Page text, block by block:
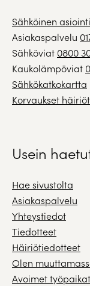
Sähköinen asiointi
Asiakaspalvelu
Sähköviat 0800
Kaukolämpöviat
Sähkökatkokartta
Korvaukset
Usein
Hae sivustolta
Asiakaspalvelu
Yhteystiedot
Tiedotteet
Häiriötiedotteet
Olen
Avoimet työpaikat